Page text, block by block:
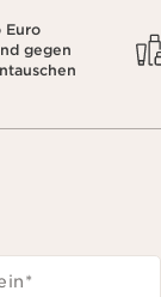
Euro
gegen
*